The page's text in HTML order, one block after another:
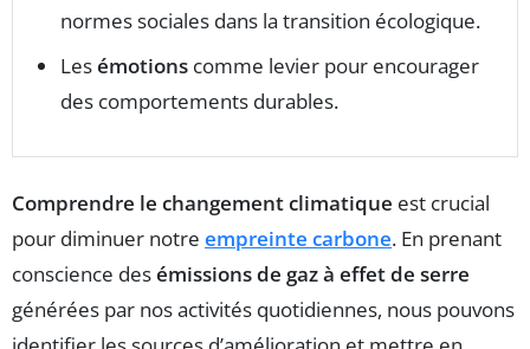
normes sociales dans la transition écologique.
Lesémotions comme levier pour encourager
des comportements durables.
Comprendre le changement climatique est crucial
pour diminuer notre empreinte carbone. En prenant
conscience desémissions de gaz à effet de serre
générées par nos activités quotidiennes, nous pouvons